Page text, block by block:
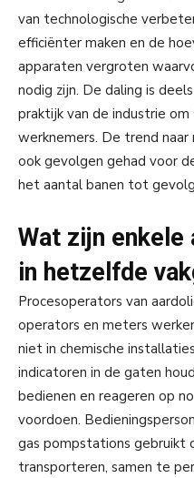
van technologische
efficiënter maken en de
apparaten vergroten
nodig zijn. De daling is
praktijk van de industrie
werknemers. De trend
ook gevolgen gehad voor
het aantal banen tot
Wat zijn enkele
in hetzelfde
Procesoperators van
operators en meters
niet in chemische
indicatoren in de gaten
bedienen en reageren op
voordoen.
gas pompstations gebruikt
transporteren, samen te